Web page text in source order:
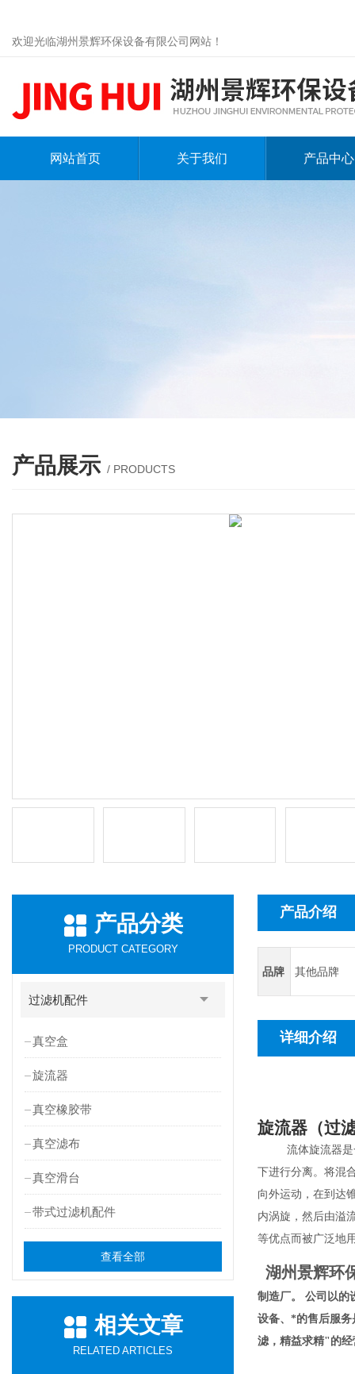
欢迎光临湖州景辉环保设备有限公司网站！
网站首页 关于我们 产品中心
产品展示 / PRODUCTS
产品分类
PRODUCT CATEGORY
过滤机配件
真空盒
旋流器
真空橡胶带
真空滤布
真空滑台
带式过滤机配件
查看全部
相关文章
RELATED ARTICLES
产品介绍
品牌 其他品牌
详细介绍
旋流器 （过
流体旋流器
下进行分离。将混
向外运动，在到达
内涡旋，然后由溢
等优点而被广泛地
湖州景辉环
制造厂。 公司以的
设备、*的售后服务
滤，精益求精"的经